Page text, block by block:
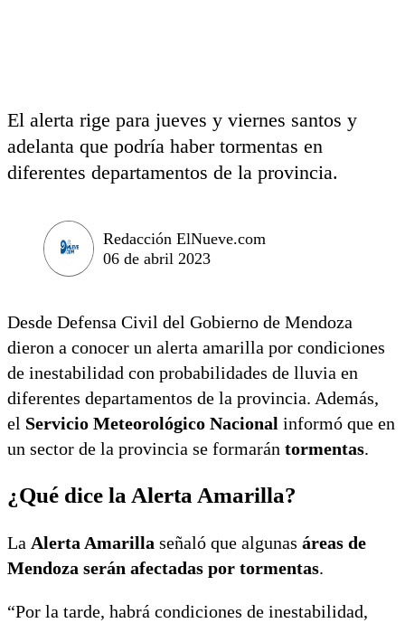
El alerta rige para jueves y viernes santos y
adelanta que podría haber tormentas en
diferentes departamentos de la provincia.
Redacción ElNueve.com
06 de abril 2023
Desde Defensa Civil del Gobierno de Mendoza
dieron a conocer un alerta amarilla por condiciones
de inestabilidad con probabilidades de lluvia en
diferentes departamentos de la provincia. Además,
el Servicio Meteorológico Nacional informó que en
un sector de la provincia se formarán tormentas.
¿Qué dice la Alerta Amarilla?
La Alerta Amarilla señaló que algunas áreas de
Mendoza serán afectadas por tormentas.
“Por la tarde, habrá condiciones de inestabilidad,